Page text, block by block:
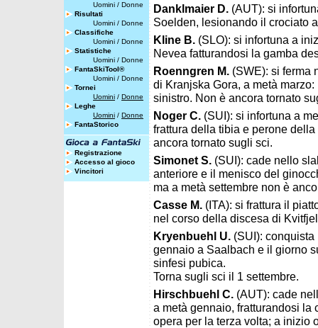
Uomini / Donne
Risultati
Uomini / Donne
Classifiche
Uomini / Donne
Statistiche
Uomini / Donne
FantaSkiTool®
Uomini / Donne
Tornei
Uomini / Donne
Leghe
Uomini / Donne
FantaStorico
Registrazione
Accesso al gioco
Vincitori
Danklmaier D. (AUT): si
Soelden, lesionando il crociato
Kline B. (SLO): si infortuna a
Nevea fatturandosi la gamba
Roenngren M. (SWE): si ferma
di Kranjska Gora, a metà
sinistro. Non è ancora tornato
Noger C. (SUI): si infortuna a
frattura della tibia e perone
ancora tornato sugli sci.
Simonet S. (SUI): cade nello
anteriore e il menisco del
ma a metà settembre non è
Casse M. (ITA): si frattura il
nel corso della discesa di
Kryenbuehl U. (SUI):
gennaio a Saalbach e il giorno
sinfesi pubica.
Torna sugli sci il 1 settembre.
Hirschbuehl C. (AUT): cade
a metà gennaio, fratturandosi la
opera per la terza volta; a inizio